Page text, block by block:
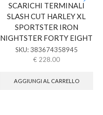
SCARICHI TERMINALI
SLASH CUT HARLEY XL
SPORTSTER IRON
NIGHTSTER FORTY EIGHT
SKU: 383674358945
€ 228.00
AGGIUNGI AL CARRELLO